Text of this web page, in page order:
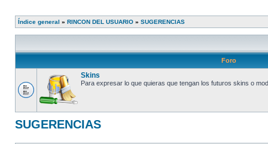
Índice general » RINCON DEL USUARIO » SUGERENCIAS
Foro
Skins
Para expresar lo que quieras que tengan los futuros skins o
SUGERENCIAS